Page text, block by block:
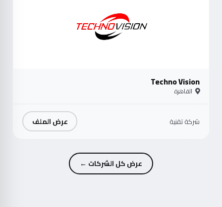
Techno Vision
القاهرة
شركة تقنية عرض الملف
عرض كل الشركات ←